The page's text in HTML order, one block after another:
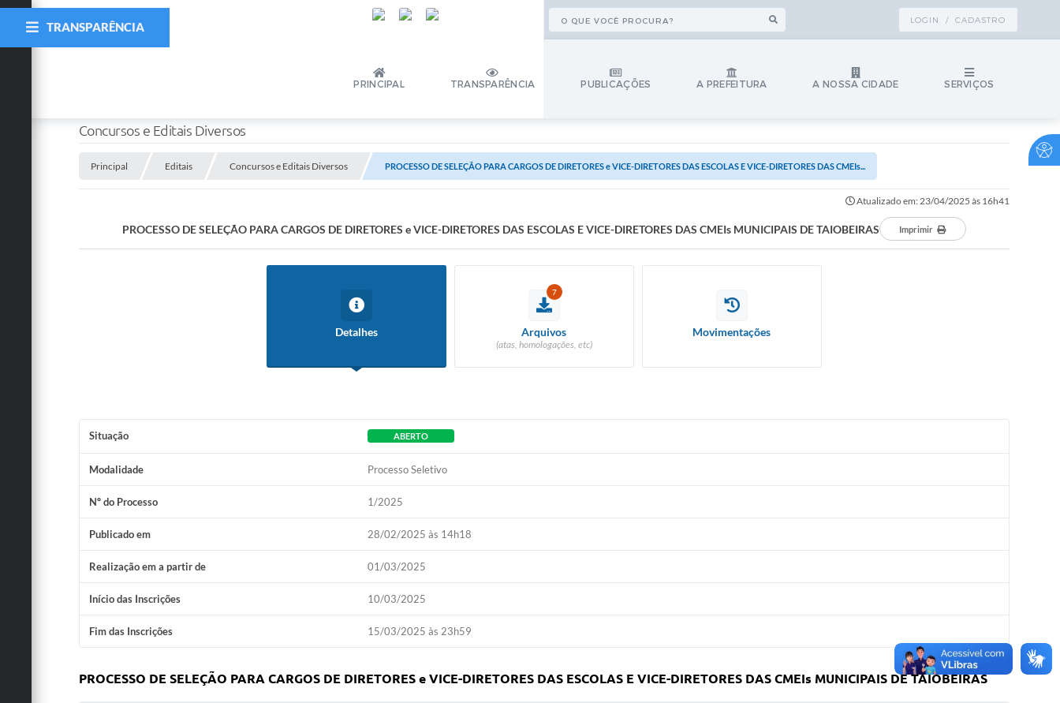
LOGIN / CADASTRO
PRINCIPAL TRANSPARÊNCIA PUBLICAÇÕES A PREFEITURA A NOSSA CIDADE SERVIÇOS
TRANSPARÊNCIA
Concursos e Editais Diversos
Principal Editais Concursos e Editais Diversos PROCESSO DE SELEÇÃO PARA CARGOS DE DIRETORES e VICE-DIRETORES DAS ESCOLAS E VICE-DIRETORES DAS CMEIs...
Atualizado em: 23/04/2025 às 16h41
PROCESSO DE SELEÇÃO PARA CARGOS DE DIRETORES e VICE-DIRETORES DAS ESCOLAS E VICE-DIRETORES DAS CMEIs MUNICIPAIS DE TAIOBEIRAS Imprimir
Detalhes
7
Arquivos
(atas, homologações, etc)
Movimentações
Situação ABERTO
Modalidade Processo Seletivo
Nº do Processo 1/2025
Publicado em 28/02/2025 às 14h18
Realização em a partir de 01/03/2025
Início das Inscrições 10/03/2025
Fim das Inscrições 15/03/2025 às 23h59
PROCESSO DE SELEÇÃO PARA CARGOS DE DIRETORES e VICE-DIRETORES DAS ESCOLAS E VICE-DIRETORES DAS CMEIs MUNICIPAIS DE TAIOBEIRAS